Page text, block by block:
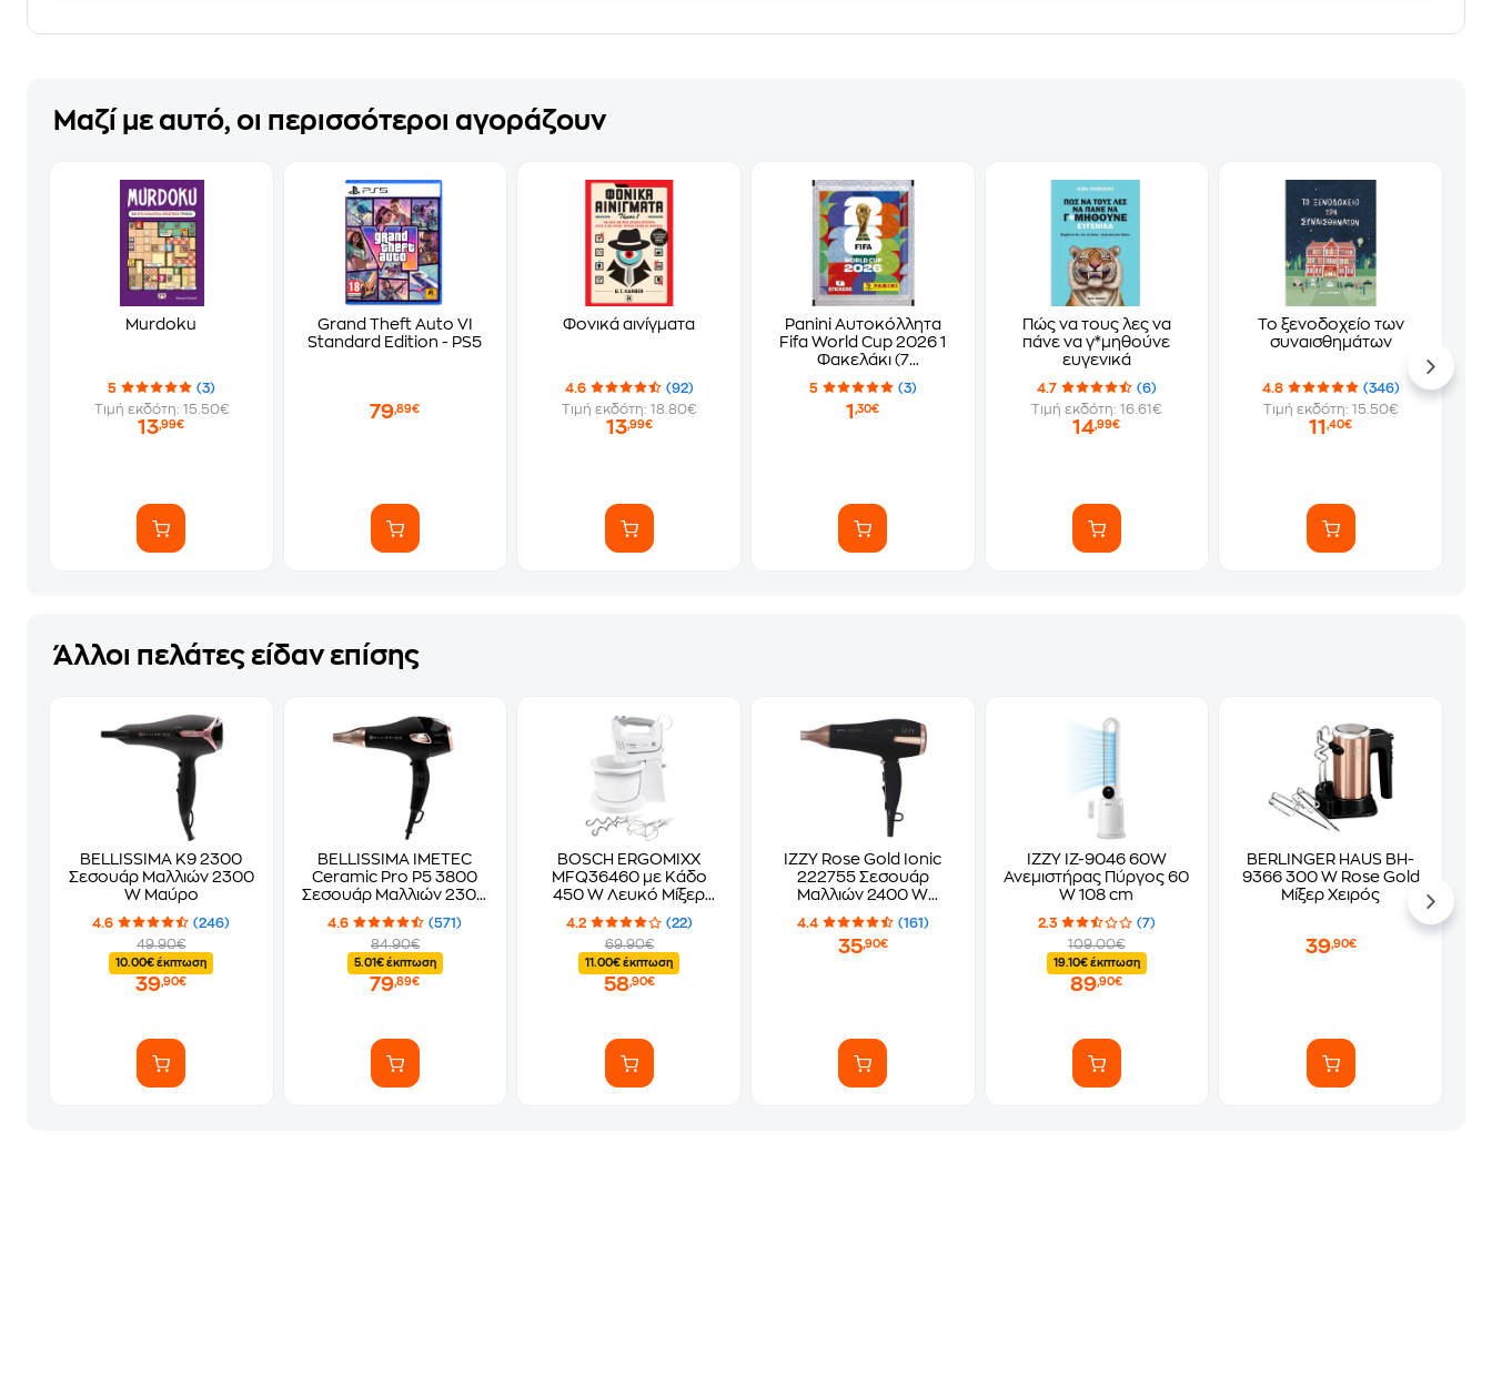
Μαζί με αυτό, οι περισσότεροι αγοράζουν
Murdoku
5
(3)
Τιμή εκδότη: 15.50€
13,99€
Grand Theft Auto VI
Standard Edition - PS5
79,89€
Φονικά αινίγματα
4.6
(92)
Τιμή εκδότη: 18.80€
13,99€
Panini Αυτοκόλλητα
Fifa World Cup 2026 1
Φακελάκι (7
Αυτοκόλλητα)
5 (3)
1,30€
Πώς να τους λες να
πάνε να γ*μηθούνε
ευγενικά
4.7
(6)
Τιμή εκδότη: 16.61€
14,99€
Το ξενοδοχείο των
συναισθημάτων
4.8
(346)
Τιμή εκδότη: 15.50€
11,40€
Άλλοι πελάτες είδαν επίσης
BELLISSIMA K9 2300
Σεσουάρ Μαλλιών 2300
W Μαύρο
4.6
(246)
49.90€
10.00€ έκπτωση
39,90€
BELLISSIMA IMETEC
Ceramic Pro P5 3800
Σεσουάρ Μαλλιών 2300
W Μαύρο
4.6
(571)
84.90€
5.01€ έκπτωση
79,89€
BOSCH ERGOMIXX
MFQ36460 με Κάδο
450 W Λευκό Μίξερ
Χειρός
4.2
(22)
69.90€
11.00€ έκπτωση
58,90€
IZZY Rose Gold Ionic
222755 Σεσουάρ
Μαλλιών 2400 W
Μαύρο
4.4 (161)
35,90€
IZZY IZ-9046 60W
Ανεμιστήρας Πύργος 60
W 108 cm
2.3
(7)
109.00€
19.10€ έκπτωση
89,90€
BERLINGER HAUS BH-
9366 300 W Rose Gold
Μίξερ Χειρός
39,90€